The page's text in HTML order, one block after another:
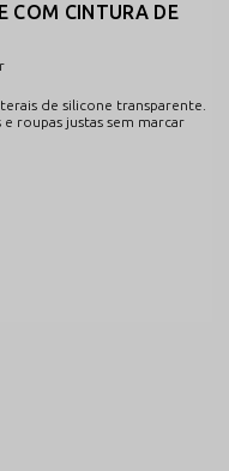
COM CINTURA DE
de silicone transparente.
roupas justas sem marcar